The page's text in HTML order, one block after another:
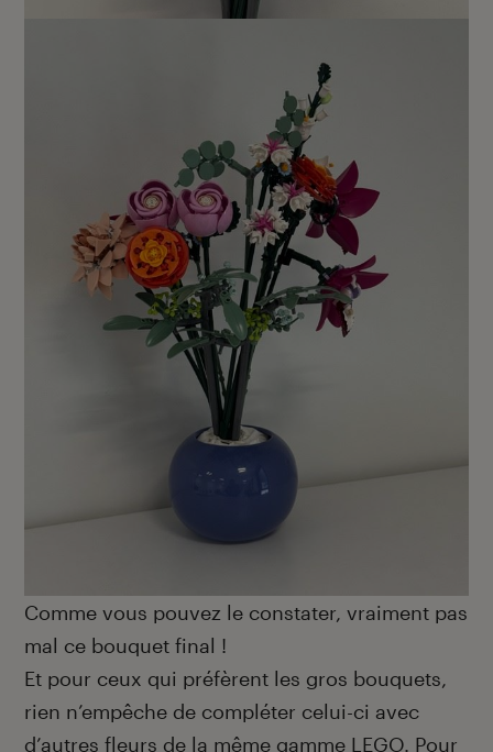
Comme vous pouvez le constater, vraiment pas
mal ce bouquet final !
Et pour ceux qui préfèrent les gros bouquets,
rien n’empêche de compléter celui-ci avec
d’autres fleurs de la même gamme LEGO. Pour